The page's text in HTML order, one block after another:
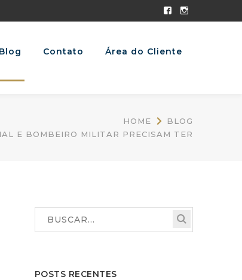
Facebook
Instagram
Blog Contato Área do Cliente
HOME
BLOG
E BOMBEIRO MILITAR PRECISAM TER
POSTS RECENTES